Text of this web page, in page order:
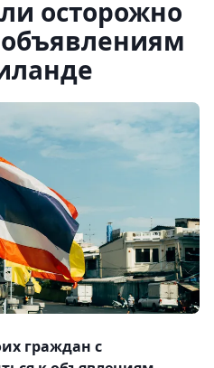
осторожно
объявлениям
граждан с